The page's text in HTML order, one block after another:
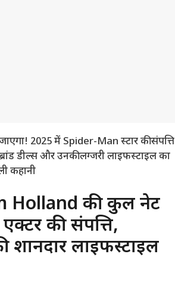
2025 में Spider-Man स्टार की संपत्ति
डील्स और उनकी लग्जरी लाइफस्टाइल का
कहानी
Holland की कुल नेट
की संपत्ति,
लाइफस्टाइल